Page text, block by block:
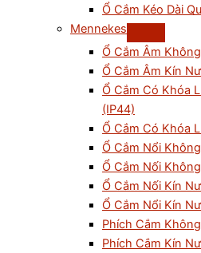
Ổ Cắm Kéo Dài
Mennekes
Ổ Cắm Âm
Ổ Cắm Âm Kín
Ổ Cắm Có Khóa
(IP44)
Ổ Cắm Có Khóa
Ổ Cắm Nổi
Ổ Cắm Nối
Ổ Cắm Nối Kín
Ổ Cắm Nổi Kín
Phích Cắm
Phích Cắm Kín